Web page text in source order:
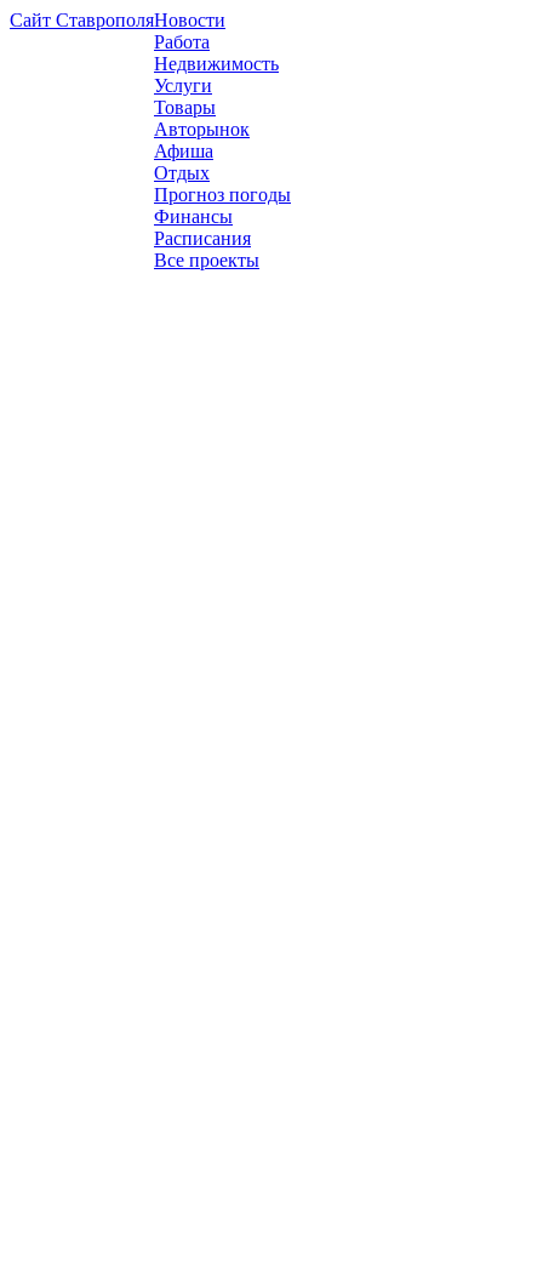
Сайт СтаврополяНовости
Работа
Недвижимость
Услуги
Товары
Авторынок
Афиша
Отдых
Прогноз погоды
Финансы
Расписания
Все проекты